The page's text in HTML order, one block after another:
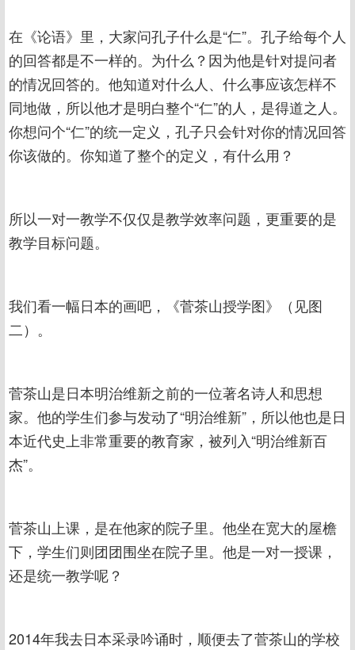
在《论语》里，大家问孔子什么是“仁”。孔子给每个人
的回答都是不一样的。为什么？因为他是针对提问者
的情况回答的。他知道对什么人、什么事应该怎样不
同地做，所以他才是明白整个“仁”的人，是得道之人。
你想问个“仁”的统一定义，孔子只会针对你的情况回答
你该做的。你知道了整个的定义，有什么用？
所以一对一教学不仅仅是教学效率问题，更重要的是
教学目标问题。
我们看一幅日本的画吧，《菅茶山授学图》（见图
二）。
菅茶山是日本明治维新之前的一位著名诗人和思想
家。他的学生们参与发动了“明治维新”，所以他也是日
本近代史上非常重要的教育家，被列入“明治维新百
杰”。
菅茶山上课，是在他家的院子里。他坐在宽大的屋檐
下，学生们则团团围坐在院子里。他是一对一授课，
还是统一教学呢？
2014年我去日本采录吟诵时，顺便去了菅茶山的学校